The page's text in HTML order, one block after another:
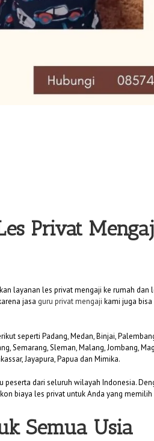
Privat
layanan les privat mengaji ke rumah
jasa guru privat mengaji kami juga
seperti Padang, Medan, Binjai,
Semarang, Sleman, Malang, Jombang,
Jayapura, Papua dan Mimika.
peserta dari seluruh wilayah Indonesia.
biaya les privat untuk Anda yang
Semua Usia